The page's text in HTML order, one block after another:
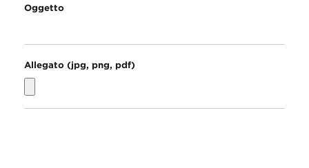
Oggetto
Allegato (jpg, png, pdf)